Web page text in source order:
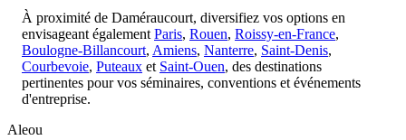
À proximité de Daméraucourt, diversifiez vos options en
envisageant également Paris, Rouen, Roissy-en-France,
Boulogne-Billancourt, Amiens, Nanterre, Saint-Denis,
Courbevoie, Puteaux et Saint-Ouen, des destinations
pertinentes pour vos séminaires, conventions et événements
d'entreprise.
Aleou